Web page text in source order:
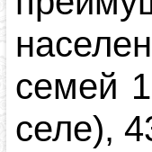
семей
селе),